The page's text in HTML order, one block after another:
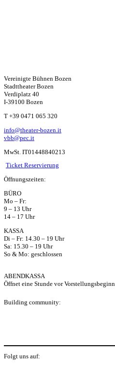
Vereinigte Bühnen Bozen
Stadttheater Bozen
Verdiplatz 40
I-39100 Bozen
T +39 0471 065 320
info@theater-bozen.it
vbb@pec.it
MwSt. IT01448840213
W
ha
ts
ap
p
Ticket Reservierung
Öffnungszeiten:
BÜRO
Mo – Fr:
9 – 13 Uhr
14 – 17 Uhr
KASSA
Di – Fr: 14.30 – 19 Uhr
Sa: 15.30 – 19 Uhr
So & Mo: geschlossen
ABENDKASSA
Öffnet eine Stunde vor Vorstellungsbeginn
Building community:
P
Folgt uns auf: